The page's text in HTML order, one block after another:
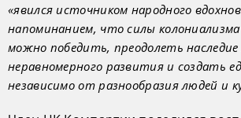
«явился источником народного
напоминанием, что силы
можно победить, преодолеть наследие
неравномерного развития и создать
независимо от разнообразия людей и